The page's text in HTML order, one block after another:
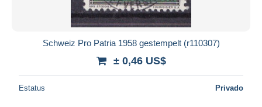
Schweiz Pro Patria 1958 gestempelt (r110307)
± 0,46 US$
Estatus Privado